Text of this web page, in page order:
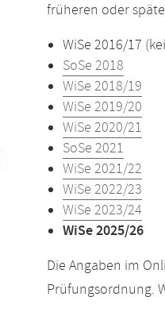
früheren oder
WiSe 2016/17
SoSe 2018
WiSe 2018/19
WiSe 2019/20
WiSe 2020/21
SoSe 2021
WiSe 2021/22
WiSe 2022/23
WiSe 2023/24
WiSe 2025/26
Die Angaben im
Prüfungsordnung.